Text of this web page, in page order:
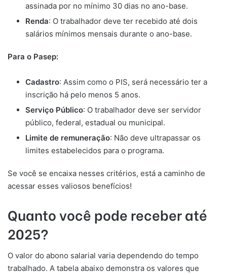
assinada por no mínimo 30 dias no ano-base.
Renda: O trabalhador deve ter recebido até dois
salários mínimos mensais durante o ano-base.
Para o Pasep:
Cadastro: Assim como o PIS, será necessário ter a
inscrição há pelo menos 5 anos.
Serviço Público: O trabalhador deve ser servidor
público, federal, estadual ou municipal.
Limite de remuneração: Não deve ultrapassar os
limites estabelecidos para o programa.
Se você se encaixa nesses critérios, está a caminho de
acessar esses valiosos benefícios!
Quanto você pode receber até
2025?
O valor do abono salarial varia dependendo do tempo
trabalhado. A tabela abaixo demonstra os valores que